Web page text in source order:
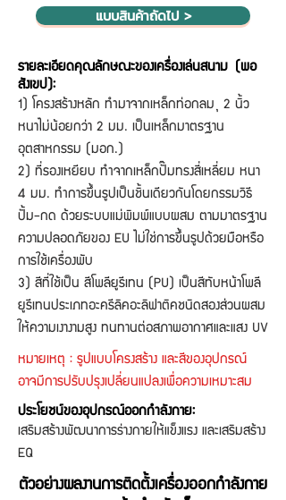
แบบสินค้าถัดไป >
รายละเอียดคุณลักษณะของเครื่องเล่นสนาม (พอ
สังเขป):
1) โครงสร้างหลัก ทำมาจากเหล็กท่อกลม Ø 2 นิ้ว
หนาไม่น้อยกว่า 2 มม. เป็นเหล็กมาตรฐาน
อุตสาหกรรม (มอก.)
2) ที่รองเหยียบ ทำจากเหล็กปั๊มทรงสี่เหลี่ยม หนา
4 มม. ทำการขึ้นรูปเป็นชิ้นเดียวกันโดยกรรมวิธี
ปั้ม-กด ด้วยระบบแม่พิมพ์แบบผสม ตามมาตรฐาน
ความปลอดภัยของ EU ไม่ใช่การขึ้นรูปด้วยมือหรือ
การใช้เครื่องพับ
3) สีที่ใช้เป็น สีโพลียูรีเทน (PU) เป็นสีทับหน้าโพลี
ยูรีเทนประเภทอะครีลิคอะลิฟาติคชนิดสองส่วนผสม
ให้ความเงางามสูง ทนทานต่อสภาพอากาศและแสง UV
หมายเหตุ : รูปแบบโครงสร้าง และสีของอุปกรณ์
อาจมีการปรับปรุงเปลี่ยนแปลงเพื่อความเหมาะสม
ประโยชน์ของอุปกรณ์ออกกำลังกาย:
เสริมสร้างพัฒนาการร่างกายให้แข็งแรง และเสริมสร้าง
EQ
ตัวอย่างผลงานการติดตั้งเครื่องออกกำลังกาย